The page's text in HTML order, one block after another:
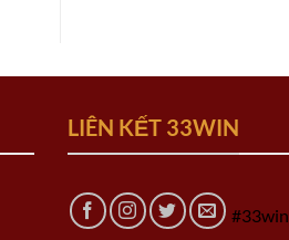
LIÊN KẾT 33WIN
#33win